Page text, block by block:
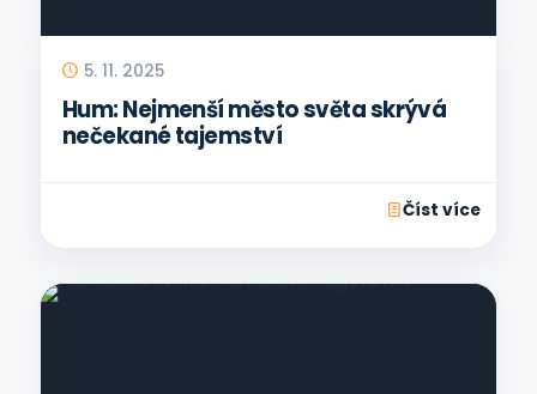
5. 11. 2025
Hum: Nejmenší město světa skrývá
nečekané tajemství
Číst více